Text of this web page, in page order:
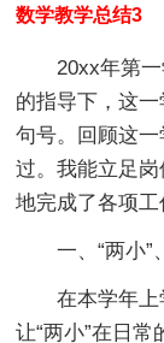
数学教学总结3
20xx年第一
的指导下，这
句号。回顾这
过。我能立足
地完成了各项工
一、“两小”
在本学年上学
让“两小”在日